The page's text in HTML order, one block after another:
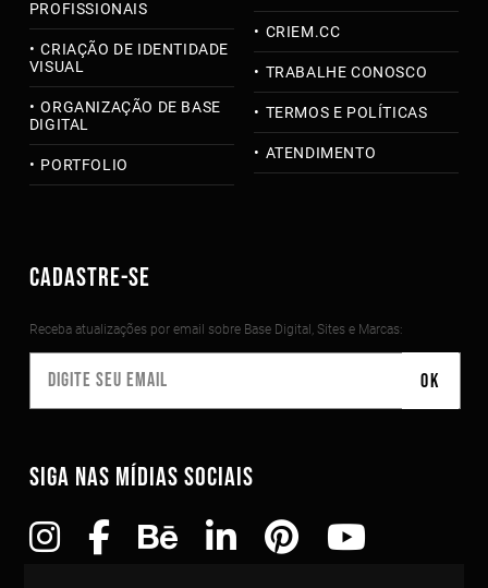
PROFISSIONAIS
CRIAÇÃO DE IDENTIDADE
VISUAL
ORGANIZAÇÃO DE BASE
DIGITAL
PORTFOLIO
CRIEM.CC
TRABALHE CONOSCO
TERMOS E POLÍTICAS
ATENDIMENTO
CADASTRE-SE
Receba atualizações por email sobre Base Digital, Sites e Marcas:
SIGA NAS MÍDIAS SOCIAIS